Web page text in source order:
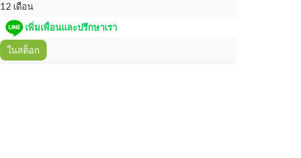
12 เดือน
เพิ่มเพื่อนและปรึกษาเรา
ในสต็อก